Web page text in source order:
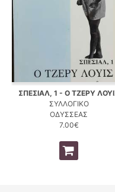
ΣΠΕΣΙΑΛ, 1 - Ο ΤΖΕΡΥ
ΣΥΛΛΟΓΙΚΟ
ΟΔΥΣΣΕΑΣ
7.00€